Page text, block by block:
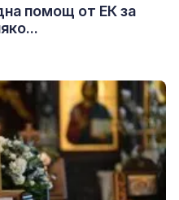
помощ от ЕК за